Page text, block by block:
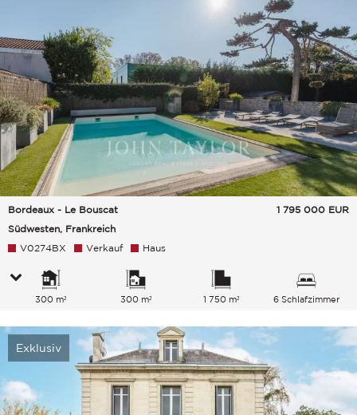
Bordeaux - Le Bouscat
Südwesten, Frankreich
1 795 000 EUR
V0274BX Verkauf Haus
300 m² 300 m² 1 750 m² 6 Schlafzimmer
Exklusiv